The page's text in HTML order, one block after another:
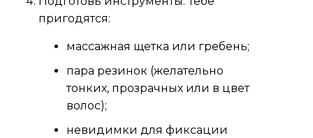
пригодятся:
массажная щетка или гребень;
пара резинок (желательно
тонких, прозрачных или в цвет
волос);
невидимки для фиксации